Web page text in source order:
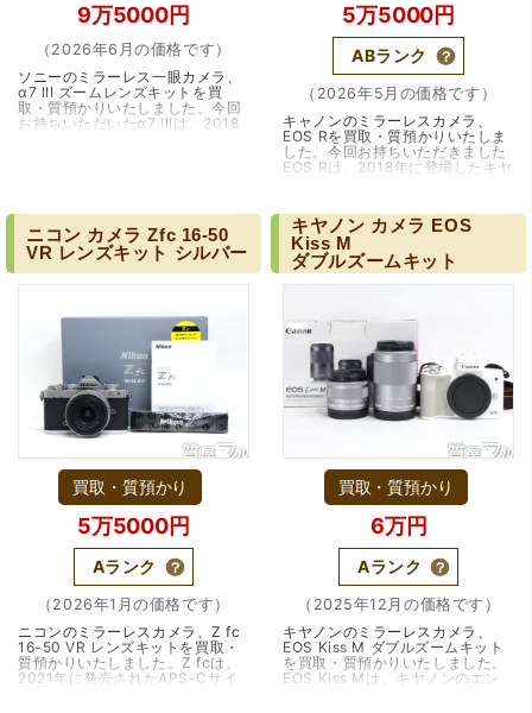
9万5000円
（2026年6月の価格です）
ソニーのミラーレス一眼カメラ、
α7 III ズームレンズキットを買
取・質預かりいたしました。今回
お持ちいただいたα7 IIIは、2018
5万5000円
ABランク
（2026年5月の価格です）
キャノンのミラーレスカメラ、
EOS Rを買取・質預かりいたしま
した。今回お持ちいただきました
EOS Rは、2018年に登場したキヤ
採用したEOS Rシス…（大阪・箕
面市）
ニコン カメラ Zfc 16-50
VR レンズキット シルバー
買取・質預かり
5万5000円
Aランク
（2026年1月の価格です）
ニコンのミラーレスカメラ、Z fc
16-50 VR レンズキットを買取・
質預かりいたしました。Z fcは、
2021年に発売されたAPS-Cサイ
キヤノン カメラ EOS
Kiss M
ダブルズームキット
買取・質預かり
6万円
Aランク
（2025年12月の価格です）
キヤノンのミラーレスカメラ、
EOS Kiss M ダブルズームキット
を買取・質預かりいたしました。
EOS Kiss Mは、キヤノンのエン